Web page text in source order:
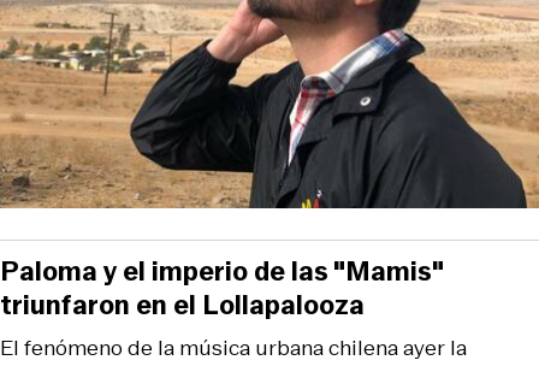
El fenómeno de la música urbana chilena ayer la
Paloma y el imperio de las "Mamis"
triunfaron en el Lollapalooza